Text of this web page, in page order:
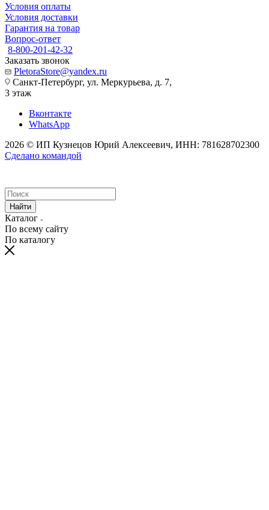
Условия оплаты
Условия доставки
Гарантия на товар
Вопрос-ответ
8-800-201-42-32
Заказать звонок
PletoraStore@yandex.ru
Санкт-Петербург, ул. Меркурьева, д. 7,
3 этаж
Вконтакте
WhatsApp
2026 © ИП Кузнецов Юрий Алексеевич, ИНН: 781628702300
Сделано командой
Найти
Каталог
По всему сайту
По каталогу